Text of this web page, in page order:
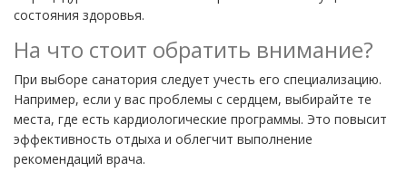
состояния здоровья.
На что стоит обратить внимание?
При выборе санатория следует учесть его специализацию.
Например, если у вас проблемы с сердцем, выбирайте те
места, где есть кардиологические программы. Это повысит
эффективность отдыха и облегчит выполнение
рекомендаций врача.